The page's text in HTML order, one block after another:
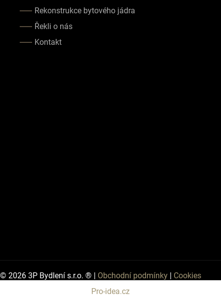
Rekonstrukce bytového jádra
Řekli o nás
Kontakt
© 2026 3P Bydlení s.r.o. ® | Obchodní podmínky | Cookies
Pro-idea.cz